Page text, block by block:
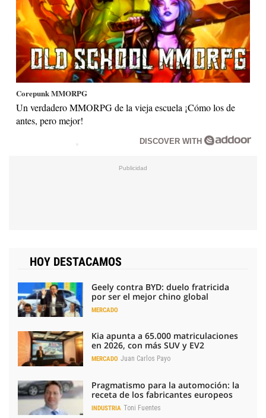
Corepunk MMORPG
Un verdadero MMORPG de la vieja escuela ¡Cómo los de
antes, pero mejor!
DISCOVER WITH
HOY DESTACAMOS
Geely contra BYD: duelo fratricida
por ser el mejor chino global
MERCADO
Kia apunta a 65.000 matriculaciones
en 2026, con más SUV y EV2
MERCADO Juan Carlos Payo
Pragmatismo para la automoción: la
receta de los fabricantes europeos
INDUSTRIA Toni Fuentes